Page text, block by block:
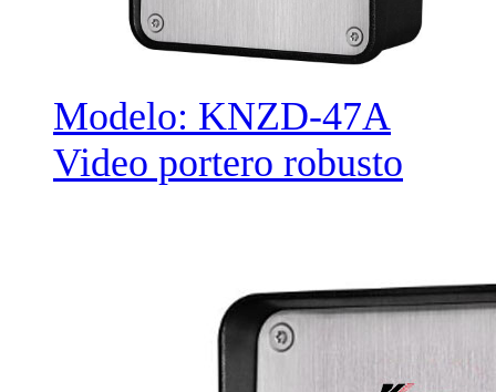
Modelo: KNZD-47A
Video portero robusto